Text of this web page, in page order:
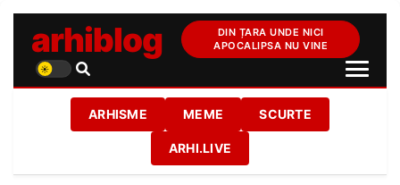
arhiblog
DIN ȚARA UNDE NICI
APOCALIPSA NU VINE
ARHISME MEME SCURTE
ARHI.LIVE